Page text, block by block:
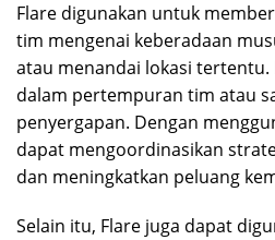
Flare digunakan untuk
tim mengenai keberadaan
atau menandai lokasi tertentu.
dalam pertempuran tim atau
penyergapan. Dengan
dapat mengoordinasikan
dan meningkatkan peluang
Selain itu, Flare juga dapat